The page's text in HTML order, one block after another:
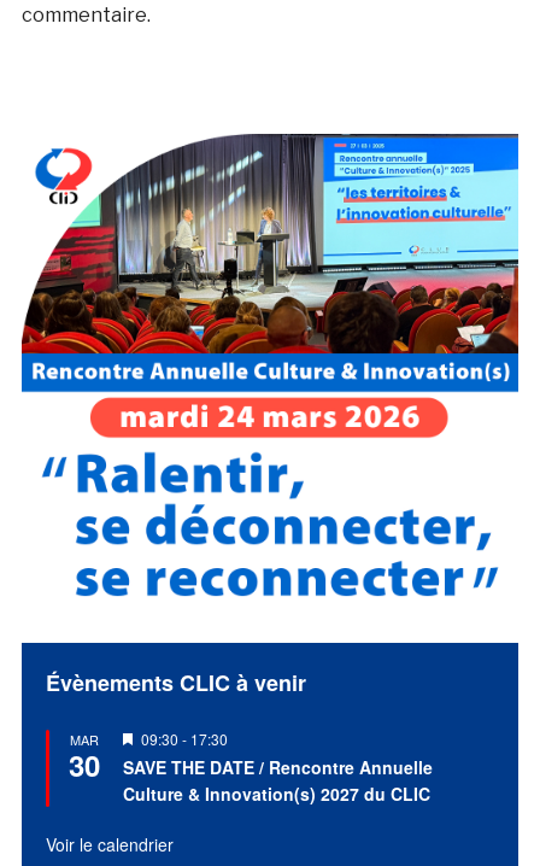
commentaire.
Évènements CLIC à venir
MAR
30
Mis
en
avant
09:30 - 17:30
SAVE THE DATE / Rencontre Annuelle
Culture & Innovation(s) 2027 du CLIC
Voir le calendrier